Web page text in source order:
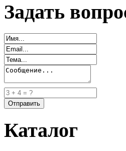
Задать
Каталог